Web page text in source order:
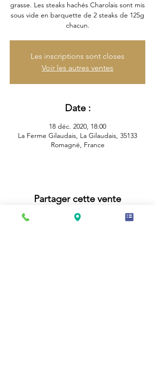
grasse. Les steaks hachés Charolais sont mis
sous vide en barquette de 2 steaks de 125g
chacun.
Les inscriptions sont closes
Voir les autres ventes
Date :
18 déc. 2020, 18:00
La Ferme Gilaudais, La Gilaudais, 35133
Romagné, France
Partager cette vente